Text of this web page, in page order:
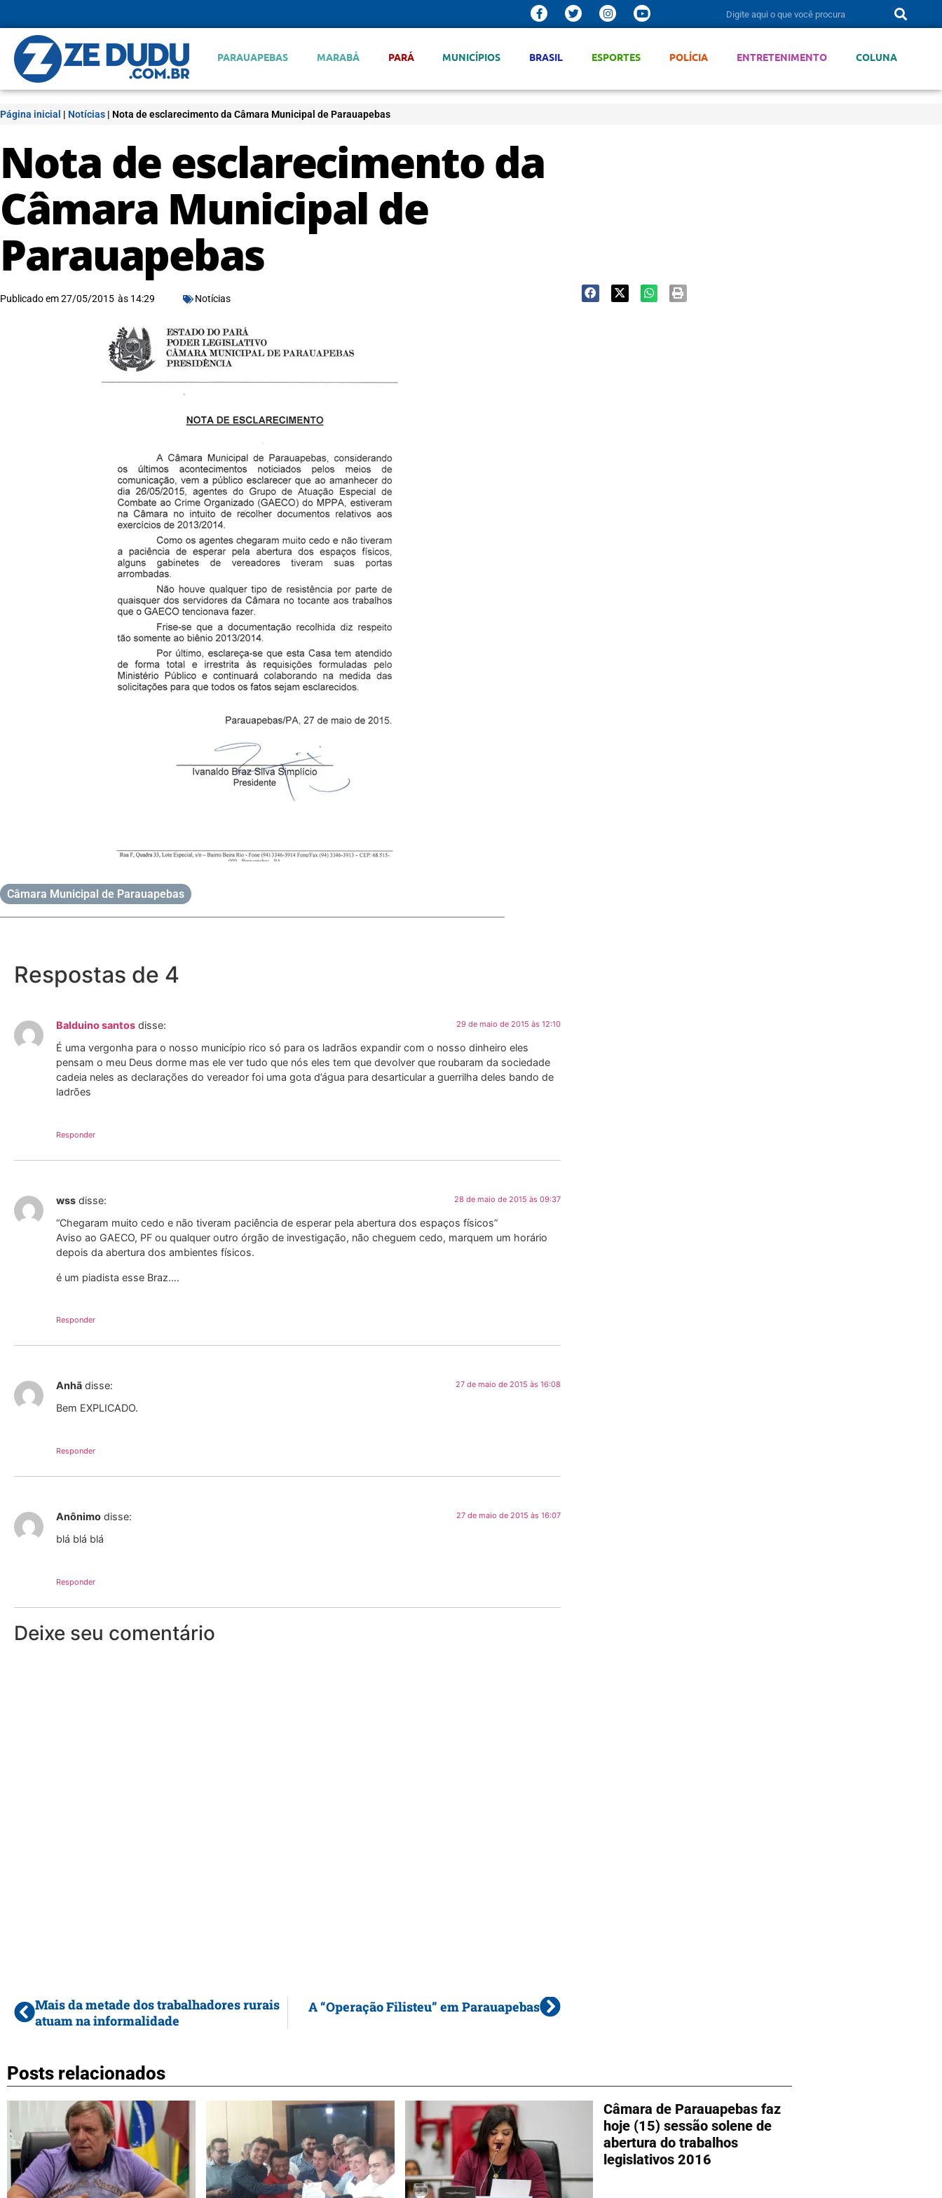
PARAUAPEBAS MARABÁ PARÁ MUNICÍPIOS BRASIL ESPORTES POLÍCIA ENTRETENIMENTO COLUNA
Página inicial | Notícias | Nota de esclarecimento da Câmara Municipal de Parauapebas
Nota de esclarecimento da
Câmara Municipal de
Parauapebas
Publicado em27/05/2015 às 14:29 Notícias
Câmara Municipal de Parauapebas
Respostas de 4
Balduino santos disse: 29 de maio de 2015 às 12:10
É uma vergonha para o nosso município rico só para os ladrãos expandir com o nosso dinheiro eles
pensam o meu Deus dorme mas ele ver tudo que nós eles tem que devolver que roubaram da sociedade
cadeia neles as declarações do vereador foi uma gota d’água para desarticular a guerrilha deles bando de
ladrões
Responder
wss disse: 28 de maio de 2015 às 09:37
“Chegaram muito cedo e não tiveram paciência de esperar pela abertura dos espaços físicos”
Aviso ao GAECO, PF ou qualquer outro órgão de investigação, não cheguem cedo, marquem um horário
depois da abertura dos ambientes físicos.
é um piadista esse Braz….
Responder
Anhã disse: 27 de maio de 2015 às 16:08
Bem EXPLICADO.
Responder
Anônimo disse: 27 de maio de 2015 às 16:07
blá blá blá
Responder
Deixe seu comentário
Mais da metade dos trabalhadores rurais
atuam na informalidade
A “Operação Filisteu” em Parauapebas
Posts relacionados
Câmara de Parauapebas faz
hoje (15) sessão solene de
abertura do trabalhos
legislativos 2016